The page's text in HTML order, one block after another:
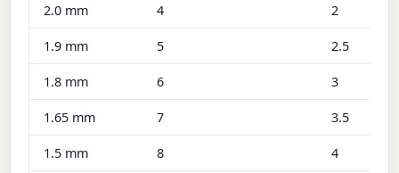
2.0 mm 4 2
1.9 mm 5 2.5
1.8 mm 6 3
1.65 mm 7 3.5
1.5 mm 8 4